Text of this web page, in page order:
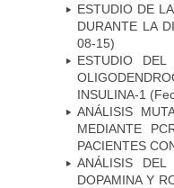
ESTUDIO DE
DURANTE LA
08-15)
ESTUDIO
INSULINA-1
ANÁLISIS
MEDIANTE
PACIENTES
ANÁLISIS
DOPAMINA Y